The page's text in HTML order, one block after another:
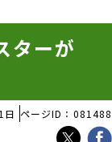
ターが
日 ページID：081488